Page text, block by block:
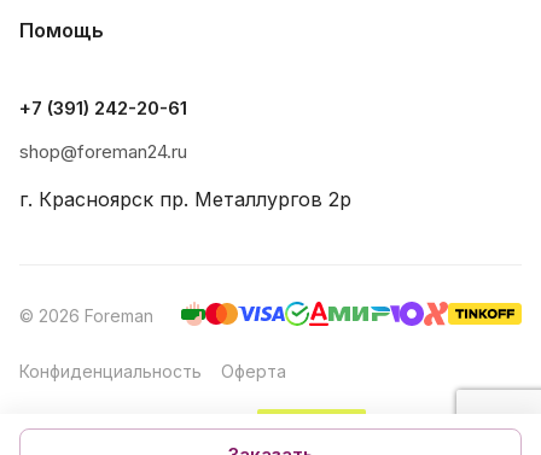
Помощь
+7 (391) 242-20-61
shop@foreman24.ru
г. Красноярск пр. Металлургов 2р
© 2026 Foreman
Конфиденциальность Оферта
Создание и продвижение